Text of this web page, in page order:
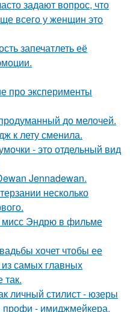
задают вопрос, что
всего у женщин это
запечатлеть её
про эксперименты
до мелочей.
к лету сменила.
- это отдельный вид
Jennadewan.
несколько
мисс Эндрю в фильме
хочет чтобы ее
самых главных
так.
личный стилист - юзеры
профи - имиджмейкера.